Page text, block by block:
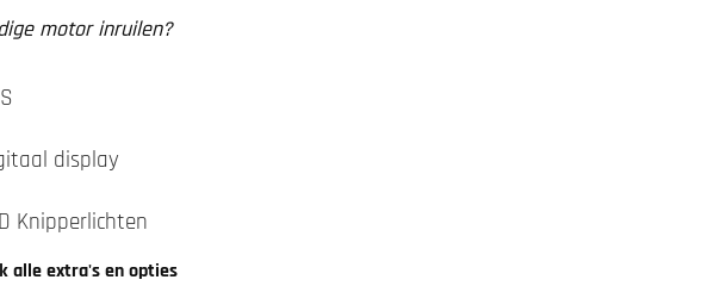
motor inruilen?
display
Knipperlichten
alle extra's en opties